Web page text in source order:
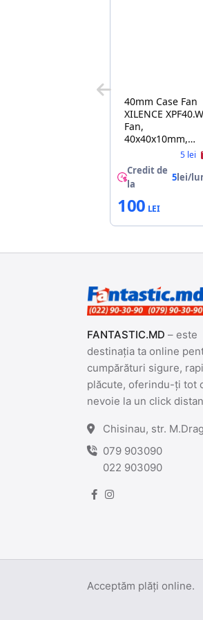
40mm Case Fan
XILENCE XPF40.W
Fan,
40x40x10mm,
<22dBa, 6.9CFM,
3 pin, sleeve
bearing
5 lei
Credit de
la
5lei/
100
FANTASTIC.MD – este
destinația ta online
cumpărături sigure,
plăcute, oferindu-ți tot
nevoie la un click
Chisinau, str.
079 903090
022 903090
Acceptăm plăți online.